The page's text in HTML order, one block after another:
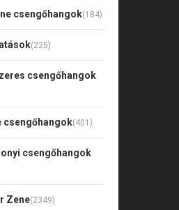
csengőhangok(184)
(225)
csengőhangok
csengőhangok(401)
csengőhangok
Zene(2349)